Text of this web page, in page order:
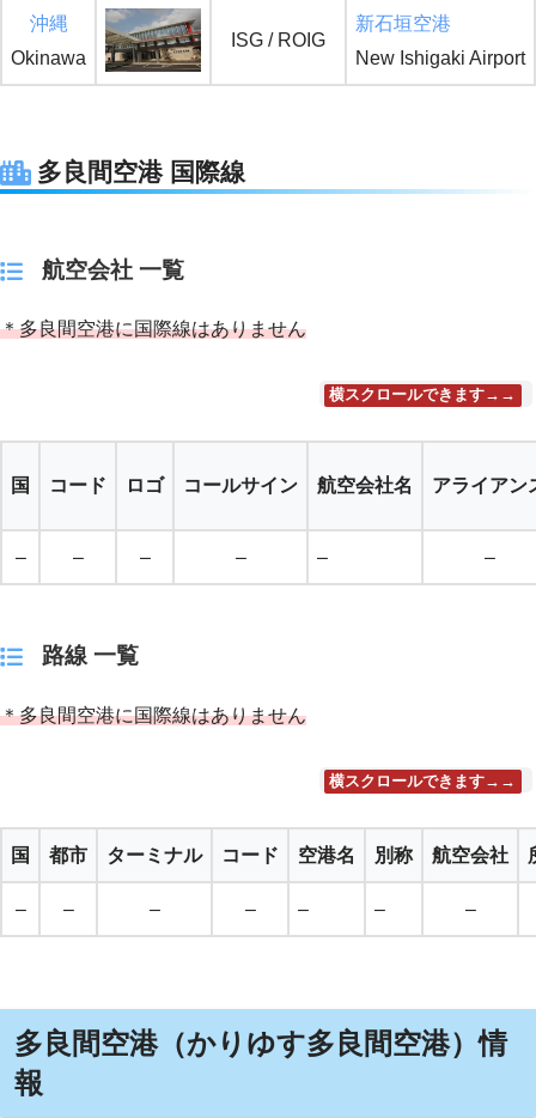
沖縄
Okinawa
ISG / ROIG
新石垣空港
New Ishigaki Airport
多良間空港 国際線
航空会社 一覧
＊多良間空港に国際線はありません
横スクロールできます→→
国 コード ロゴ コールサイン 航空会社名 アライアン
– – – – – –
路線 一覧
＊多良間空港に国際線はありません
横スクロールできます→→
国 都市 ターミナル コード 空港名 別称 航空会社
– – – – – – –
多良間空港（かりゆす多良間空港）情
報